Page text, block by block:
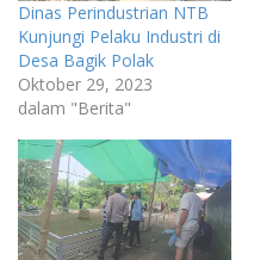
Dinas Perindustrian NTB
Kunjungi Pelaku Industri di
Desa Bagik Polak
Oktober 29, 2023
dalam "Berita"